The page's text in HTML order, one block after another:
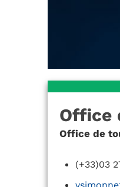
Office
Office de
(+33)03